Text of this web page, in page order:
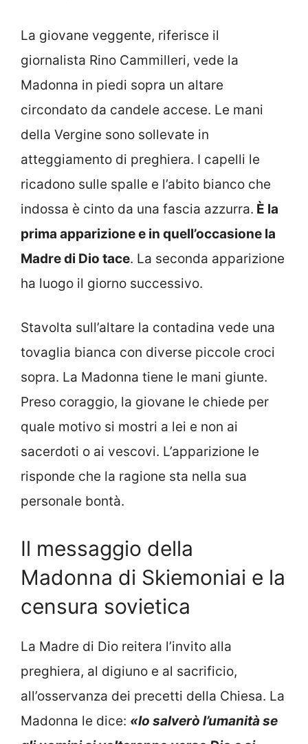
La giovane veggente, riferisce il
giornalista Rino Cammilleri, vede la
Madonna in piedi sopra un altare
circondato da candele accese. Le mani
della Vergine sono sollevate in
atteggiamento di preghiera. I capelli le
ricadono sulle spalle e l’abito bianco che
indossa è cinto da una fascia azzurra. È la
prima apparizione e in quell’occasione la
Madre di Dio tace. La seconda apparizione
ha luogo il giorno successivo.
Stavolta sull’altare la contadina vede una
tovaglia bianca con diverse piccole croci
sopra. La Madonna tiene le mani giunte.
Preso coraggio, la giovane le chiede per
quale motivo si mostri a lei e non ai
sacerdoti o ai vescovi. L’apparizione le
risponde che la ragione sta nella sua
personale bontà.
Il messaggio della
Madonna di Skiemoniai e la
censura sovietica
La Madre di Dio reitera l’invito alla
preghiera, al digiuno e al sacrificio,
all’osservanza dei precetti della Chiesa. La
Madonna le dice: «Io salverò l’umanità se